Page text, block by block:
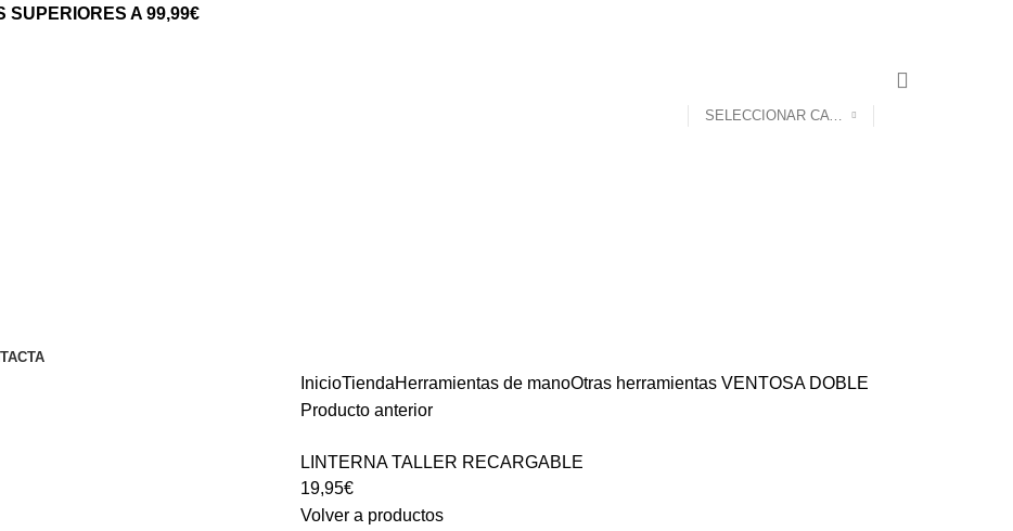
SUPERIORES A 99,99€
SELECCIONAR CATEGORÍA
InicioTiendaHerramientas de manoOtras herramientas VENTOSA DOBLE
Producto anterior
LINTERNA TALLER RECARGABLE
19,95€
Volver a productos